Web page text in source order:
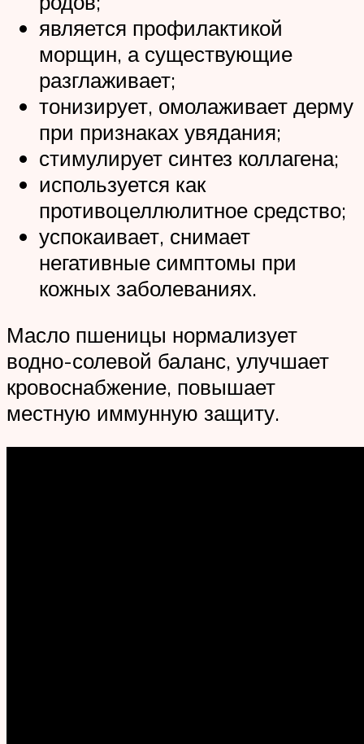
является профилактикой
морщин, а существующие
разглаживает;
тонизирует, омолаживает дерму
при признаках увядания;
стимулирует синтез коллагена;
используется как
противоцеллюлитное средство;
успокаивает, снимает
негативные симптомы при
кожных заболеваниях.
Масло пшеницы нормализует
водно-солевой баланс, улучшает
кровоснабжение, повышает
местную иммунную защиту.